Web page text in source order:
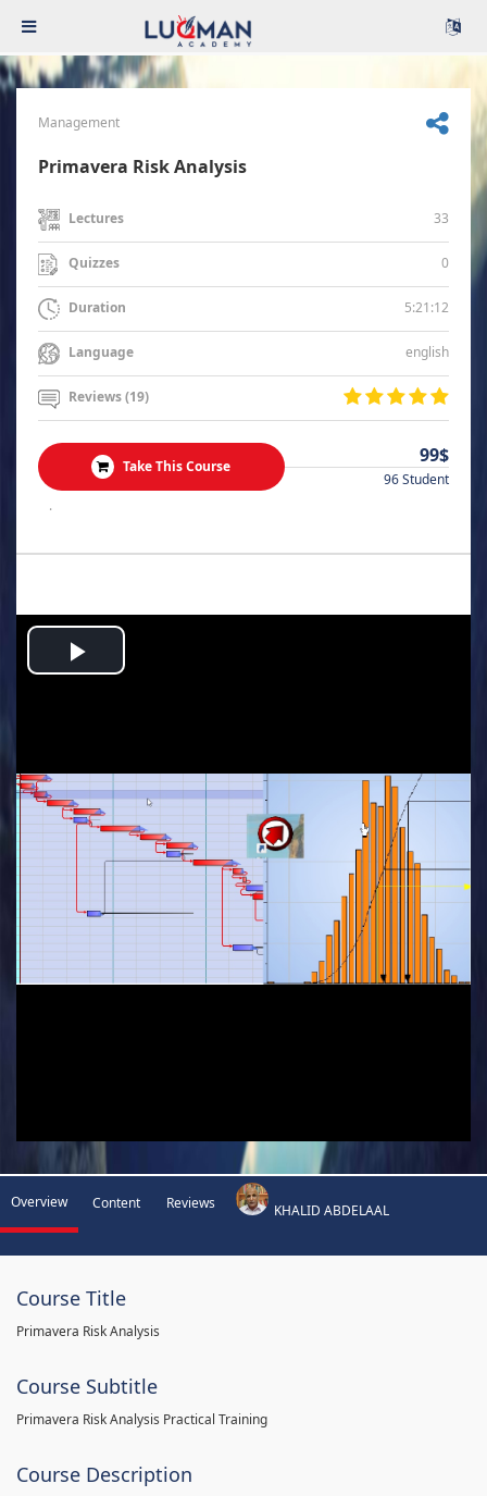
Management
Primavera Risk Analysis
Lectures 33
Quizzes 0
Duration 5:21:12
Language english
Reviews (19)
Take This Course 99$
96 Student
.
Play
Overview Content Reviews KHALID ABDELAAL
Course Title
Primavera Risk Analysis
Course Subtitle
Primavera Risk Analysis Practical Training
Course Description